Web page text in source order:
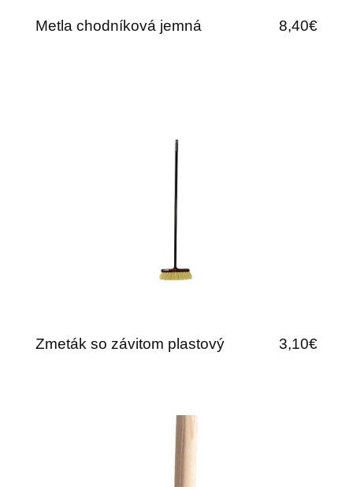
Metla chodníková jemná 8,40€
Zmeták so závitom plastový 3,10€